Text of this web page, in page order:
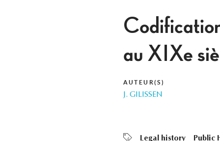
au XIXe
AUTEUR(S)
J. GILISSEN
Legal history Public